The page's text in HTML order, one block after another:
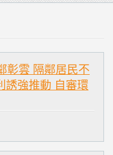
彰雲 隔鄰居民不
誘強推動 自審環